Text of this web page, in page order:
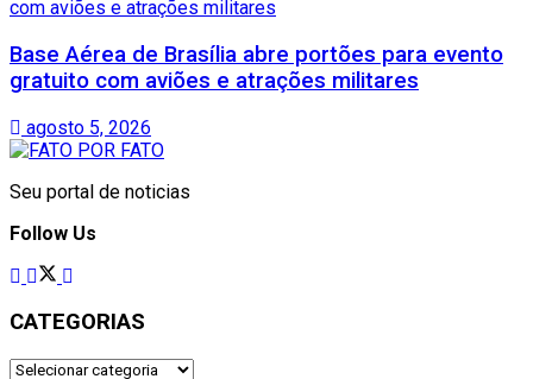
Base Aérea de Brasília abre portões para evento
gratuito com aviões e atrações militares
agosto 5, 2026
Seu portal de noticias
Follow Us
CATEGORIAS
CATEGORIAS